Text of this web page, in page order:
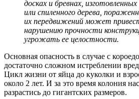
досках и бревнах, изготовленных
или спиленного дерева,
их передвижений может
нарушению прочности
угрожать ее целостности.
Основная опасность в случае с
достаточно сложном истреблении
Цикл жизни от яйца до куколки и
около 2 лет. И за это время колония
разрастись до гигантских размеров.